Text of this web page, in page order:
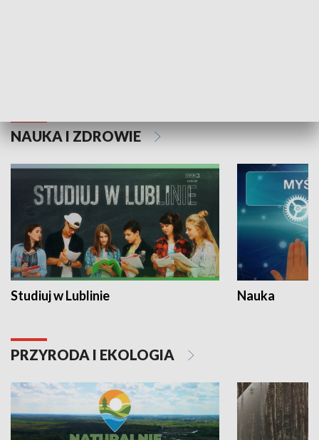
NAUKA I ZDROWIE
Studiuj w Lublinie Nauka
PRZYRODA I EKOLOGIA